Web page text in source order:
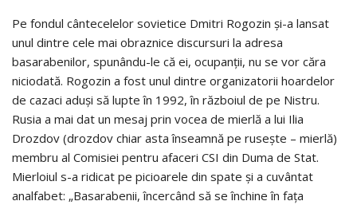
Pe fondul cântecelelor sovietice Dmitri Rogozin și-a lansat
unul dintre cele mai obraznice discursuri la adresa
basarabenilor, spunându-le că ei, ocupanții, nu se vor căra
niciodată. Rogozin a fost unul dintre organizatorii hoardelor
de cazaci aduși să lupte în 1992, în războiul de pe Nistru.
Rusia a mai dat un mesaj prin vocea de mierlă a lui Ilia
Drozdov (drozdov chiar asta înseamnă pe rusește – mierlă)
membru al Comisiei pentru afaceri CSI din Duma de Stat.
Mierloiul s-a ridicat pe picioarele din spate și a cuvântat
analfabet: „Basarabenii, încercând să se închine în fața